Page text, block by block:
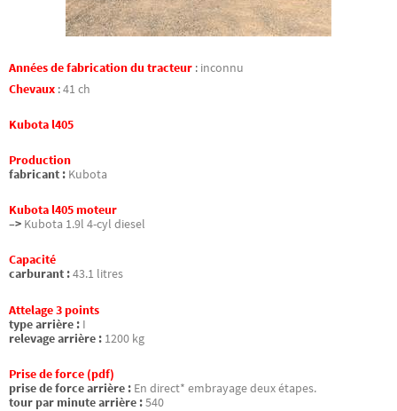
Années de fabrication du tracteur : inconnu
Chevaux :41 ch
Kubota l405
Production
fabricant : Kubota
Kubota l405 moteur
–> Kubota 1.9l 4-cyl diesel
Capacité
carburant :43.1 litres
Attelage 3 points
type arrière : I
relevage arrière : 1200 kg
Prise de force (pdf)
prise de force arrière : En direct* embrayage deux étapes.
tour par minute arrière :540